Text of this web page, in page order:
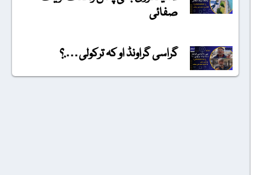
صفائی
گراسی گراونڈ او کہ ترکولی….؟